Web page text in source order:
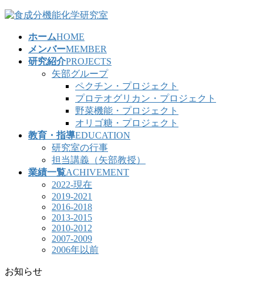
コ
ナ
ホームHOME
メンバーMEMBER
研究紹介PROJECTS
矢部グループ
ペクチン・プロジェクト
プロテオグリカン・プロジェクト
野菜機能・プロジェクト
オリゴ糖・プロジェクト
教育・指導EDUCATION
研究室の行事
担当講義（矢部教授）
業績一覧ACHIVEMENT
2022-現在
2019-2021
2016-2018
2013-2015
2010-2012
2007-2009
2006年以前
お知らせ